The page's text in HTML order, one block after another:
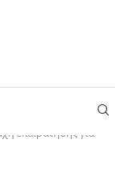
ιδεολογικό – Οι
επικράτησης για